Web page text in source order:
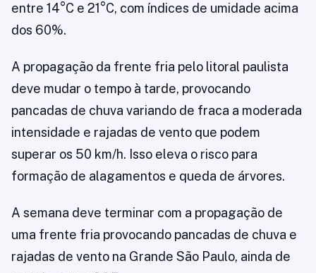
entre 14°C e 21°C, com índices de umidade acima
dos 60%.
A propagação da frente fria pelo litoral paulista
deve mudar o tempo à tarde, provocando
pancadas de chuva variando de fraca a moderada
intensidade e rajadas de vento que podem
superar os 50 km/h. Isso eleva o risco para
formação de alagamentos e queda de árvores.
A semana deve terminar com a propagação de
uma frente fria provocando pancadas de chuva e
rajadas de vento na Grande São Paulo, ainda de